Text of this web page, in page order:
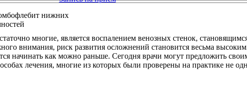
многие, является воспалением венозных стенок,
внимания, риск развития осложнений становится весьма
начинать как можно раньше. Сегодня врачи могут предложить
лечения, многие из которых были проверены на практике не